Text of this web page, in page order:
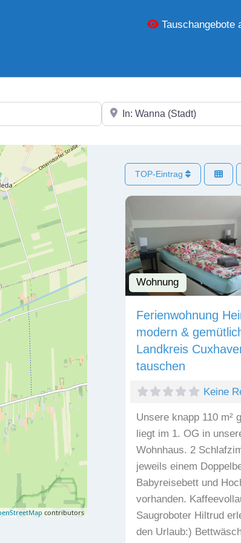
Tauschangebote
In der Nähe
contributors
TOP-Eintrag
Wohnung
Ferienwohnung
modern &
Landkreis
tauschen
Keine
Unsere knapp 110 m²
liegt im 1. OG in
Wohnhaus. 2
jeweils einem
Babyreisebett und
vorhanden.
Saugroboter Hiltrud
den Urlaub:)